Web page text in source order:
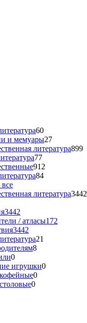
60
и мемуары27
литература899
77
912
84
литература3442
3442
/ атласы172
3442
21
8
0
игрушки0
0
0